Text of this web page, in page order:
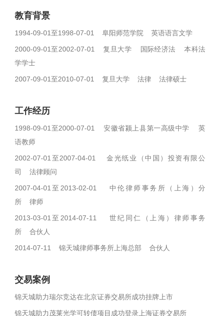
教育背景
1994-09-01至1998-07-01 阜阳师范学院 英语语言文学
2000-09-01至2002-07-01 复旦大学 国际经济法 本科法
学学士
2007-09-01至2010-07-01 复旦大学 法律 法律硕士
工作经历
1998-09-01至2000-07-01 安徽省颍上县第一高级中学 英
语教师
2002-07-01至2007-04-01 金光纸业（中国）投资有限公
司 法律顾问
2007-04-01至2013-02-01 中伦律师事务所（上海）分
所 律师
2013-03-01至2014-07-11 世纪同仁（上海）律师事务
所 合伙人
2014-07-11 锦天城律师事务所上海总部 合伙人
交易案例
锦天城助力瑞尔竞达在北京证券交易所成功挂牌上市
锦天城助力茂莱光学可转债项目成功登录上海证券交易所